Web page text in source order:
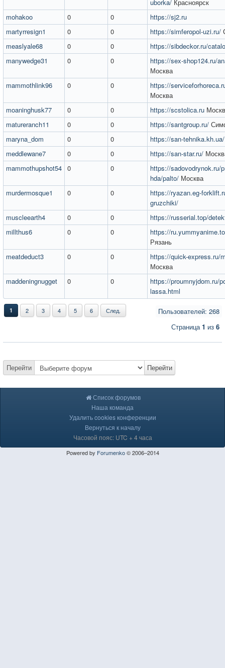
uborka/ Красноярск
mohakoo
0 0
https://sj2.ru
martyrresign1
0 0 https://simferopol-uzi.ru/
measlyale68
0 0
https://sibdeckor.ru/
manywedge31
0 0
https://sex-shop124.ru/
Москва
mammothlink96
0 0
https://
Москва
moaninghusk77
0 0 https://scstolica.ru
matureranch11
0 0 https://santgroup.ru/
maryna_dom
0 0
https://san-tehnika.kh.ua/
meddlewane7
0 0 https://san-star.ru/
mammothupshot54 0 0
https://sadovodrynok.ru/
hda/palto/ Москва
murdermosque1
0 0
https://ryazan.eg-
gruzchiki/
muscleearth4
0 0
https://russerial.top/
millthus6
0 0
https://
Рязань
meatdeduct3
0 0
https://quick-express.ru/
Москва
maddeningnugget
0 0
https://proumnyjdom.ru/
lassa.html
Пользователей: 268
1 2 3 4 5 6 След.
Страница1 из 6
Перейти Перейти
Список форумов
Наша команда
Удалить cookies конференции
Вернуться к началу
Часовой пояс: UTC + 4 часа
Powered by Forumenko© 2006–2014